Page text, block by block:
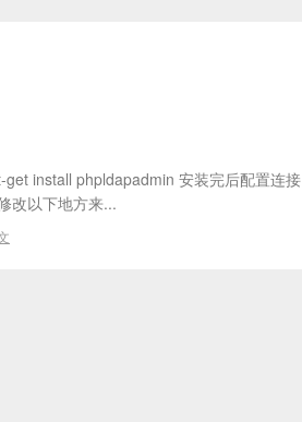
install phpldapadmin 安装完后配置连接
改以下地方来...